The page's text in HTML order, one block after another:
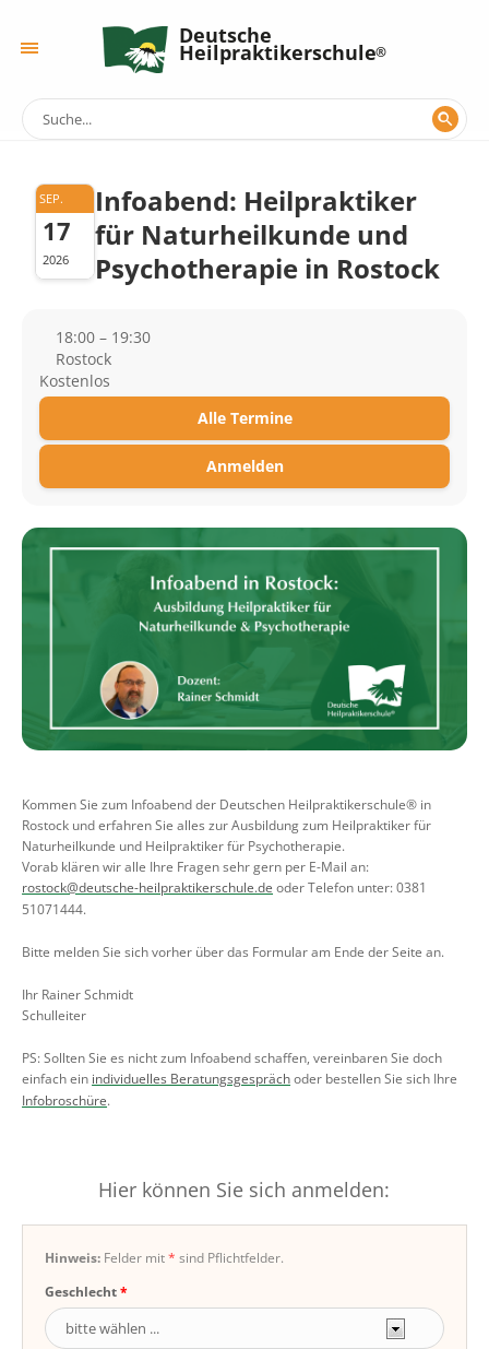
Deutsche
Heilpraktikerschule
SEP.
17
2026
Infoabend: Heilpraktiker
für Naturheilkunde und
Psychotherapie in Rostock
18:00 – 19:30
Rostock
Kostenlos
Alle Termine
Anmelden
Kommen Sie zum Infoabend der Deutschen Heilpraktikerschule® in
Rostock und erfahren Sie alles zur Ausbildung zum Heilpraktiker für
Naturheilkunde und Heilpraktiker für Psychotherapie.
Vorab klären wir alle Ihre Fragen sehr gern per E-Mail an:
rostock@deutsche-heilpraktikerschule.de oder Telefon unter: 0381
51071444.
Bitte melden Sie sich vorher über das Formular am Ende der Seite an.
Ihr Rainer Schmidt
Schulleiter
PS: Sollten Sie es nicht zum Infoabend schaffen, vereinbaren Sie doch
einfach ein individuelles Beratungsgesprächoder bestellen Sie sich Ihre
Infobroschüre.
Hier können Sie sich anmelden:
Hinweis: Felder mit* sind Pflichtfelder.
Geschlecht